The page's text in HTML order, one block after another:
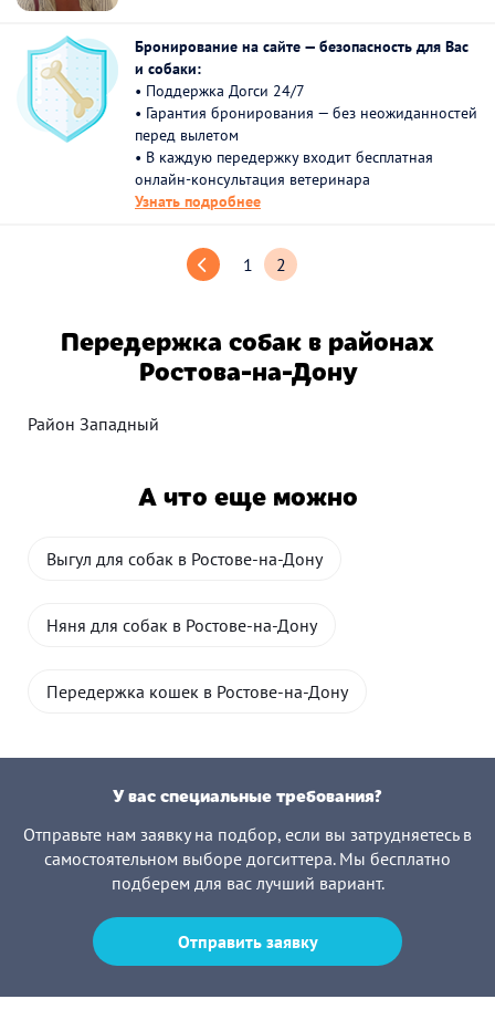
Бронирование на сайте — безопасность для Вас
и собаки:
• Поддержка Догси 24/7
• Гарантия бронирования — без неожиданностей
перед вылетом
• В каждую передержку входит бесплатная
онлайн-консультация ветеринара
Узнать подробнее
1 2
Передержка собак в районах
Ростова-на-Дону
Район Западный
А что еще можно
Выгул для собак в Ростове-на-Дону
Няня для собак в Ростове-на-Дону
Передержка кошек в Ростове-на-Дону
У вас специальные требования?
Отправьте нам заявку на подбор, если вы затрудняетесь в
самостоятельном выборе догситтера. Мы бесплатно
подберем для вас лучший вариант.
Отправить заявку